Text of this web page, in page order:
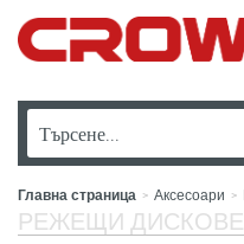
Главна страница > Аксесоари >
РЕЖЕЩИ ДИСКОВЕ